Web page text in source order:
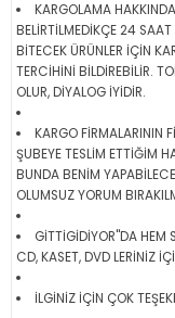
KARGOLAMA
BELİRTİLMEDİKÇE 24 SAAT
BİTECEK ÜRÜNLER İÇİN
TERCİHİNİ BİLDİREBİLİR.
OLUR, DİYALOG İYİDİR.
KARGO FİRMALARININ
ŞUBEYE TESLİM ETTİĞİM
BUNDA BENİM
OLUMSUZ YORUM
GİTTİGİDİYOR"DA HEM
CD, KASET, DVD LERİNİZ
İLGİNİZ İÇİN ÇOK